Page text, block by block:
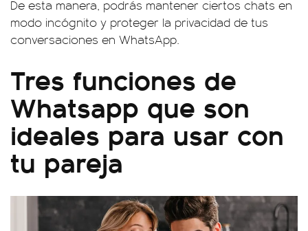
De esta manera, podrás mantener ciertos chats en
modo incógnito y proteger la privacidad de tus
conversaciones en WhatsApp.
Tres funciones de
Whatsapp que son
ideales para usar con
tu pareja